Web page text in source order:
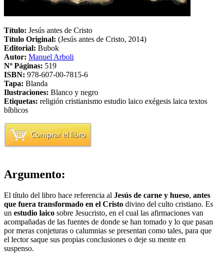
Título: Jesús antes de Cristo
Título Original: (Jesús antes de Cristo, 2014)
Editorial: Bubok
Autor: Manuel Arboli
Nº Páginas: 519
ISBN: 978-607-00-7815-6
Tapa: Blanda
Ilustraciones: Blanco y negro
Etiquetas: religión cristianismo estudio laico exégesis laica textos
bíblicos
Argumento:
El título del libro hace referencia al Jesús de carne y hueso, antes
que fuera transformado en el Cristo divino del culto cristiano. Es
un estudio laico sobre Jesucristo, en el cual las afirmaciones van
acompañadas de las fuentes de donde se han tomado y lo que pasan
por meras conjeturas o calumnias se presentan como tales, para que
el lector saque sus propias conclusiones o deje su mente en
suspenso.